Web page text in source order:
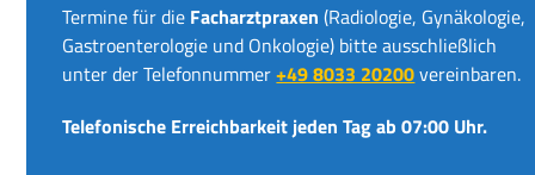
Termine für die Facharztpraxen (Radiologie, Gynäkologie,
Gastroenterologie und Onkologie) bitte ausschließlich
unter der Telefonnummer+49 8033 20200vereinbaren.
Telefonische Erreichbarkeit jeden Tag ab 07:00 Uhr.